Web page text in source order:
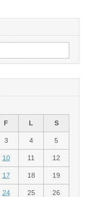
F L S
3 4 5
10 11 12
17 18 19
24 25 26